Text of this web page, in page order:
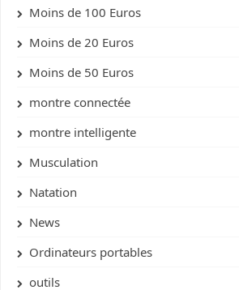
Moins de 100 Euros
Moins de 20 Euros
Moins de 50 Euros
montre connectée
montre intelligente
Musculation
Natation
News
Ordinateurs portables
outils